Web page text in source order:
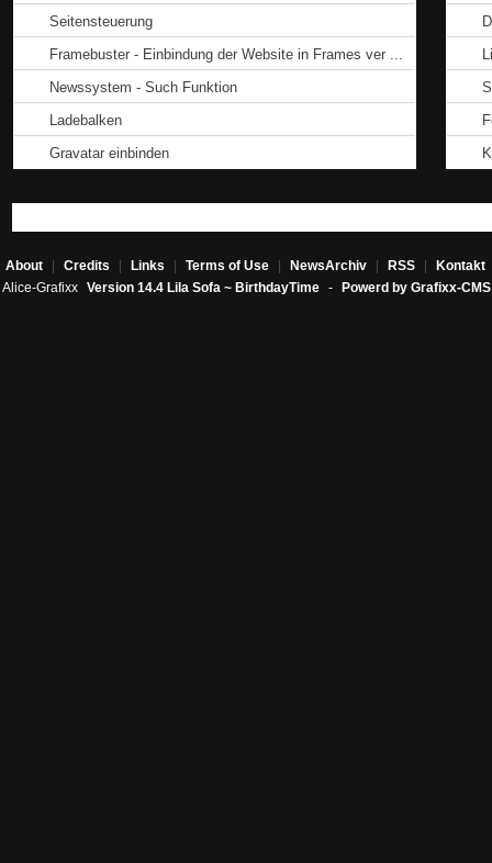
Seitensteuerung
Framebuster - Einbindung der Website in Frames ver ...
Newssystem - Such Funktion
Ladebalken
Gravatar einbinden
About Credits Links Terms of Use NewsArchiv RSS Kontakt
Alice-Grafixx Version 14.4 Lila Sofa ~ BirthdayTime - Powerd by Grafixx-CMS